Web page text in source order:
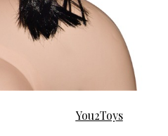
You2Toys